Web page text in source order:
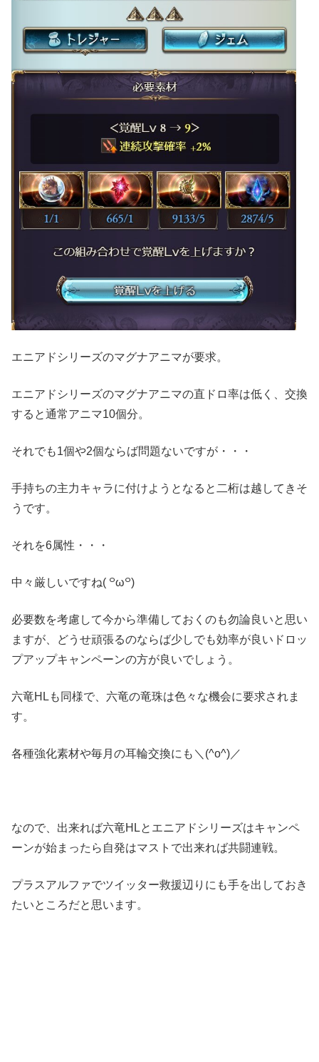
エニアドシリーズのマグナアニマが要求。
エニアドシリーズのマグナアニマの直ドロ率は低く、交換
すると通常アニマ10個分。
それでも1個や2個ならば問題ないですが・・・
手持ちの主力キャラに付けようとなると二桁は越してきそ
うです。
それを6属性・・・
中々厳しいですね( ꒪ω꒪)
必要数を考慮して今から準備しておくのも勿論良いと思い
ますが、どうせ頑張るのならば少しでも効率が良いドロッ
プアップキャンペーンの方が良いでしょう。
六竜HLも同様で、六竜の竜珠は色々な機会に要求されま
す。
各種強化素材や毎月の耳輪交換にも＼(^o^)／
なので、出来れば六竜HLとエニアドシリーズはキャンペ
ーンが始まったら自発はマストで出来れば共闘連戦。
プラスアルファでツイッター救援辺りにも手を出しておき
たいところだと思います。